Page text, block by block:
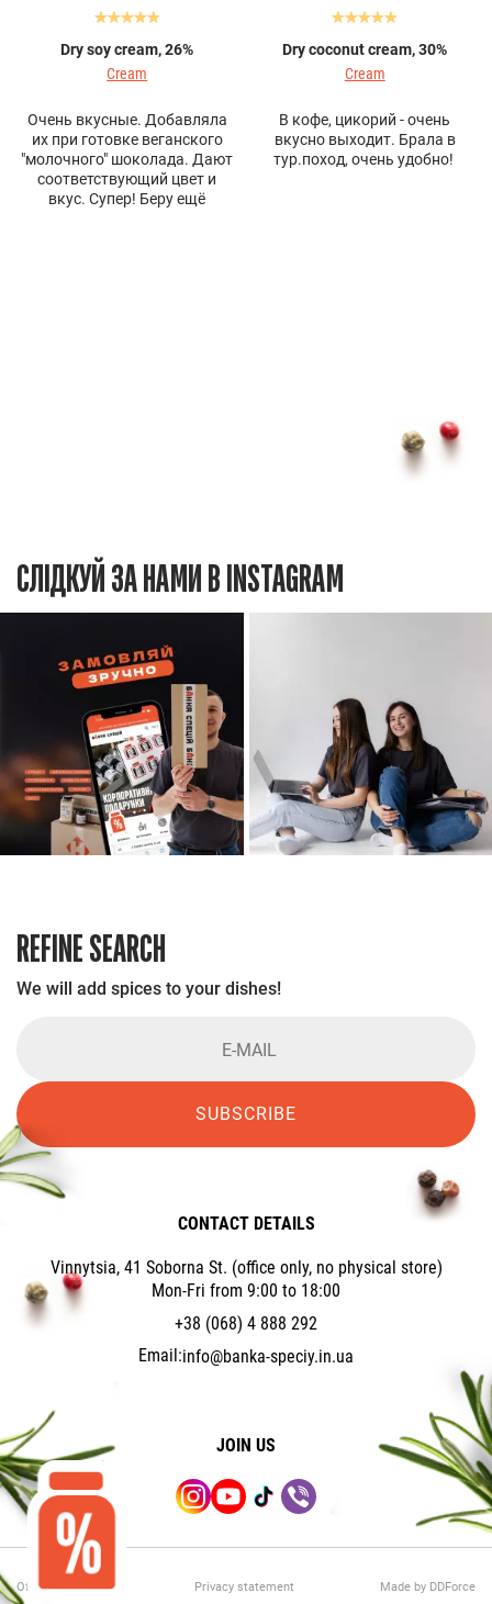
Dry soy cream, 26%
Cream
Очень вкусные. Добавляла
их при готовке веганского
"молочного" шоколада. Дают
соответствующий цвет и
вкус. Супер! Беру ещё
Dry coconut cream, 30%
Cream
В кофе, цикорий - очень
вкусно выходит. Брала в
тур.поход, очень удобно!
СЛІДКУЙ ЗА НАМИ В INSTAGRAM
REFINE SEARCH
We will add spices to your dishes!
SUBSCRIBE
CONTACT DETAILS
Vinnytsia, 41 Soborna St. (office only, no physical store)
Mon-Fri from 9:00 to 18:00
+38 (068) 4 888 292
Email:info@banka-speciy.in.ua
JOIN US
Offer Agreement Privacy statement Made by DDForce